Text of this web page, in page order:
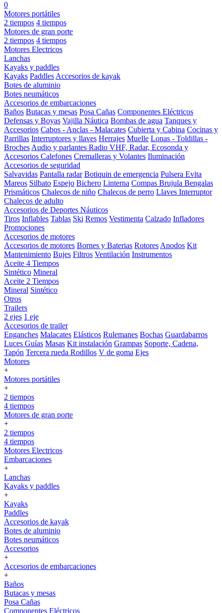
0
Motores portátiles
2 tiempos 4 tiempos
Motores de gran porte
2 tiempos 4 tiempos
Motores Electricos
Lanchas
Kayaks y paddles
Kayaks Paddles Accesorios de kayak
Botes de aluminio
Botes neumáticos
Accesorios de embarcaciones
Baños Butacas y mesas Posa Cañas Componentes Eléctricos
Defensas y Boyas Vajilla Náutica Bombas de agua Tanques y
Accesorios Cabos - Anclas - Malacates Cubierta y Cabina Cocinas y
Parrillas Interruptores y llaves Herrajes Muelle Lonas - Toldillas -
Broches Audio y parlantes Radio VHF, Radar, Ecosonda y
Accesorios Calefones Cremalleras y Volantes Iluminación
Accesorios de seguridad
Salvavidas Pantalla radar Botiquin de emergencia Pulsera Evita
Mareos Silbato Espejo Bichero Linterna Compas Brujula Bengalas
Prismáticos Chalecos de niño Chalecos de perro Llaves Interruptor
Chalecos de adulto
Accesorios de Deportes Náuticos
Tiros Inflables Tablas Ski Remos Vestimenta Calzado Infladores
Promociones
Accesorios de motores
Accesorios de motores Bornes y Baterias Rotores Anodos Kit
Mantenimiento Bujes Filtros Ventilación Instrumentos
Aceite 4 Tiempos
Sintético Mineral
Aceite 2 Tiempos
Mineral Sintético
Otros
Trailers
2 ejes 1 eje
Accesorios de trailer
Enganches Malacates Elásticos Rulemanes Bochas Guardabarros
Luces Guías Masas Kit instalación Grampas Soporte, Cadena,
Tapón Tercera rueda Rodillos V de goma Ejes
Motores
+
Motores portátiles
+
2 tiempos
4 tiempos
Motores de gran porte
+
2 tiempos
4 tiempos
Motores Electricos
Embarcaciones
+
Lanchas
Kayaks y paddles
+
Kayaks
Paddles
Accesorios de kayak
Botes de aluminio
Botes neumáticos
Accesorios
+
Accesorios de embarcaciones
+
Baños
Butacas y mesas
Posa Cañas
Componentes Eléctricos